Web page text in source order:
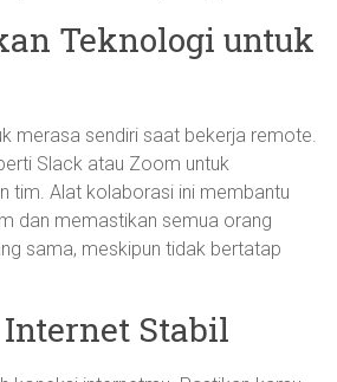
Teknologi untuk
merasa sendiri saat bekerja remote.
Slack atau Zoom untuk
tim. Alat kolaborasi ini membantu
dan memastikan semua orang
sama, meskipun tidak bertatap
Stabil